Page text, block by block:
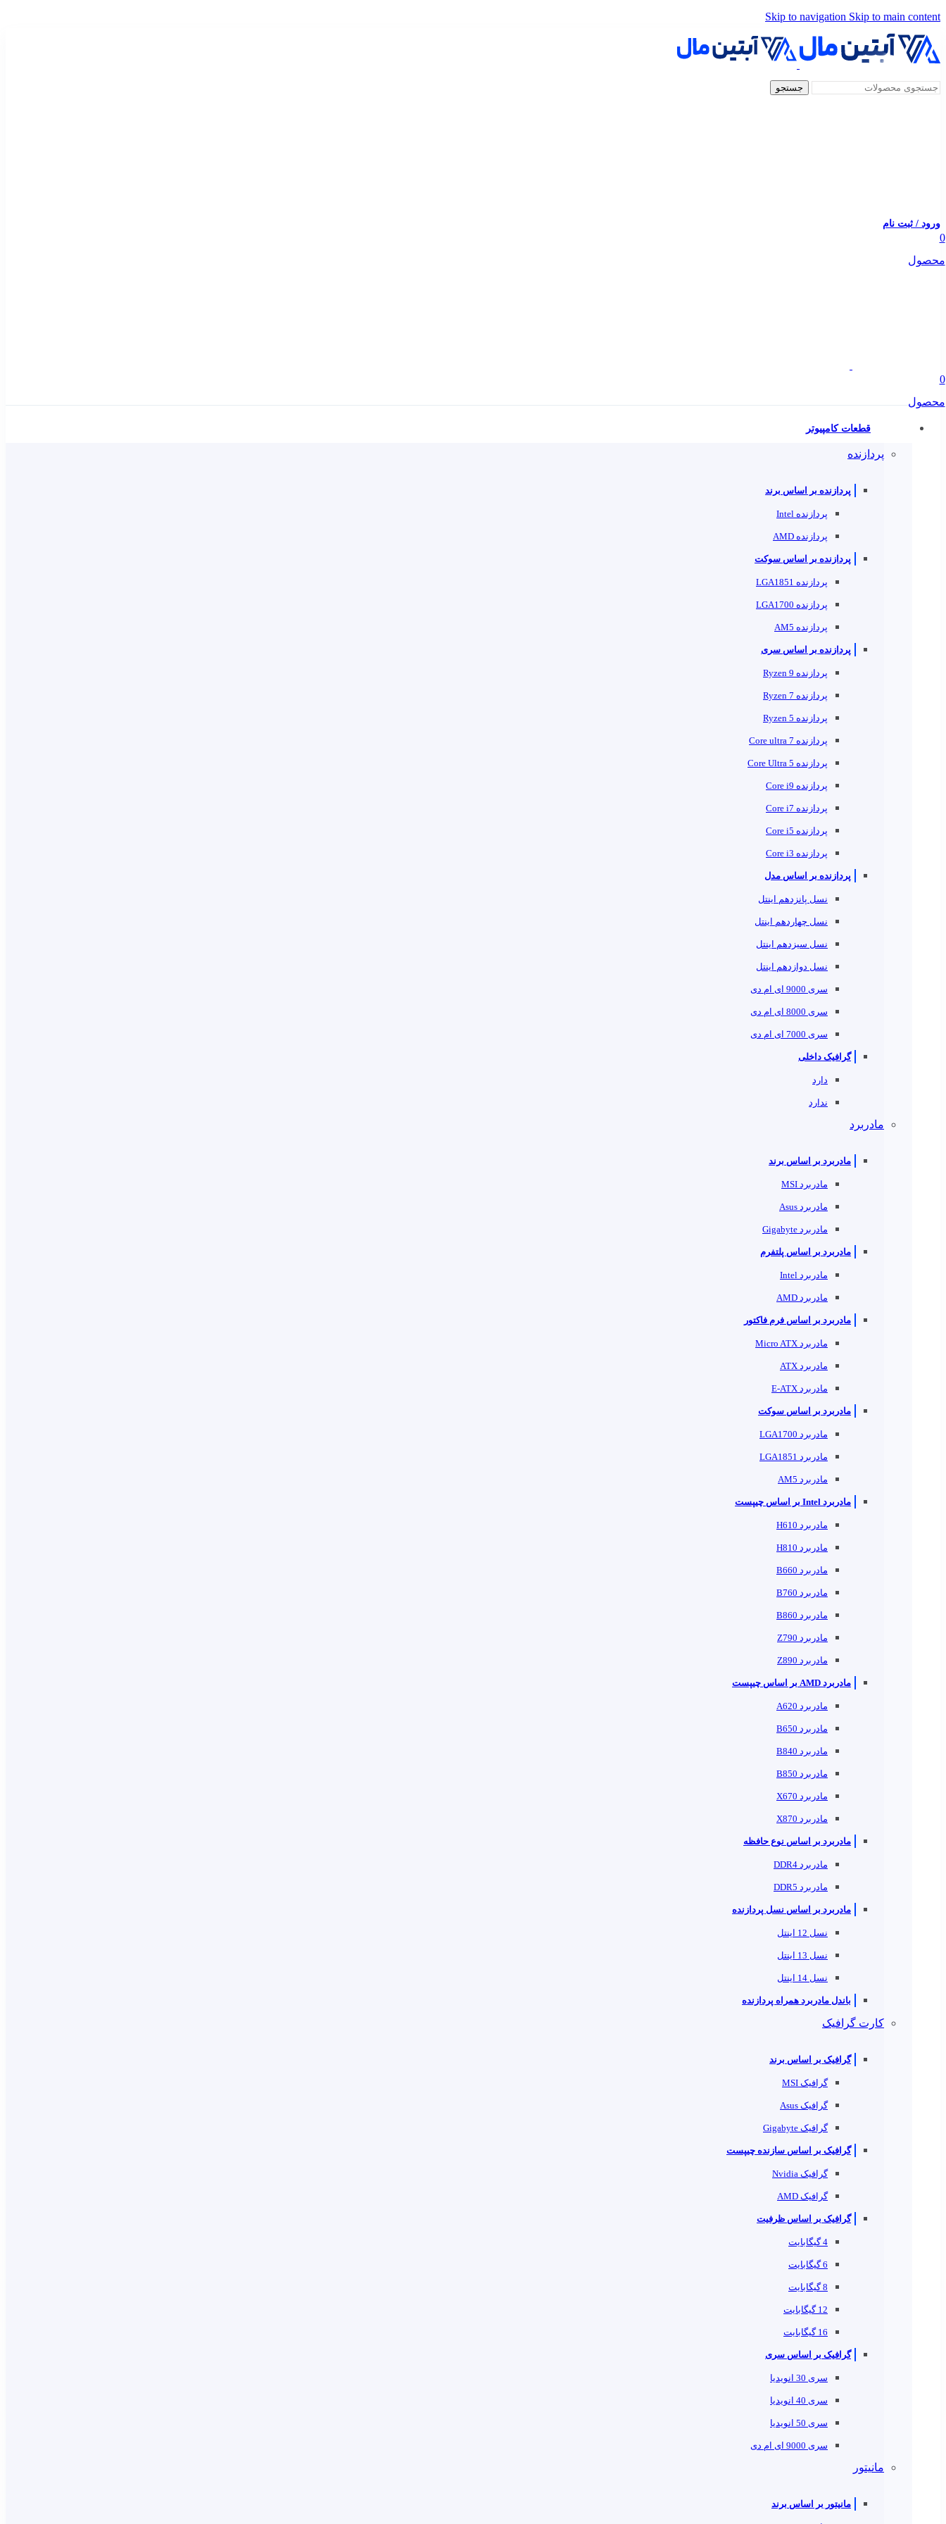
Skip to navigation Skip to main content
جستجو
ورود / ثبت نام
0
محصول
0
محصول
قطعات کامپیوتر
پردازنده
پردازنده بر اساس برند
پردازنده Intel
پردازنده AMD
پردازنده بر اساس سوکت
پردازنده LGA1851
پردازنده LGA1700
پردازنده AM5
پردازنده بر اساس سری
پردازنده Ryzen 9
پردازنده Ryzen 7
پردازنده Ryzen 5
پردازنده Core ultra 7
پردازنده Core Ultra 5
پردازنده Core i9
پردازنده Core i7
پردازنده Core i5
پردازنده Core i3
پردازنده بر اساس مدل
نسل پانزدهم اینتل
نسل چهاردهم اینتل
نسل سیزدهم اینتل
نسل دوازدهم اینتل
سری 9000 ای ام دی
سری 8000 ای ام دی
سری 7000 ای ام دی
گرافیک داخلی
دارد
ندارد
مادربرد
مادربرد بر اساس برند
مادربرد MSI
مادربرد Asus
مادربرد Gigabyte
مادربرد بر اساس پلتفرم
مادربرد Intel
مادربرد AMD
مادربرد بر اساس فرم فاکتور
مادربرد Micro ATX
مادربرد ATX
مادربرد E-ATX
مادربرد بر اساس سوکت
مادربرد LGA1700
مادربرد LGA1851
مادربرد AM5
مادربرد Intel بر اساس چیپست
مادربرد H610
مادربرد H810
مادربرد B660
مادربرد B760
مادربرد B860
مادربرد Z790
مادربرد Z890
مادربرد AMD بر اساس چیپست
مادربرد A620
مادربرد B650
مادربرد B840
مادربرد B850
مادربرد X670
مادربرد X870
مادربرد بر اساس نوع حافظه
مادربرد DDR4
مادربرد DDR5
مادربرد بر اساس نسل پردازنده
نسل 12 اینتل
نسل 13 اینتل
نسل 14 اینتل
باندل مادربرد همراه پردازنده
کارت گرافیک
گرافیک بر اساس برند
گرافیک MSI
گرافیک Asus
گرافیک Gigabyte
گرافیک بر اساس سازنده چیپست
گرافیک Nvidia
گرافیک AMD
گرافیک بر اساس ظرفیت
4 گیگابایت
6 گیگابایت
8 گیگابایت
12 گیگابایت
16 گیگابایت
گرافیک بر اساس سری
سری 30 انویدیا
سری 40 انویدیا
سری 50 انویدیا
سری 9000 ای ام دی
مانیتور
مانیتور بر اساس برند